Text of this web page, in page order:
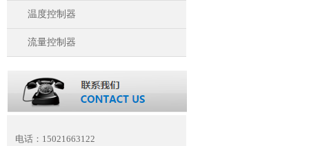
温度控制器
流量控制器
电话：15021663122